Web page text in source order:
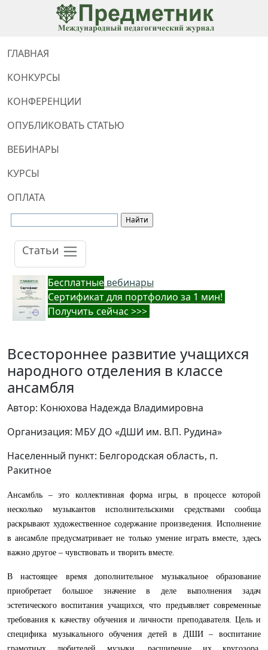
ГЛАВНАЯ
КОНКУРСЫ
КОНФЕРЕНЦИИ
ОПУБЛИКОВАТЬ СТАТЬЮ
ВЕБИНАРЫ
КУРСЫ
ОПЛАТА
Статьи
Бесплатные вебинары
Cертификат для портфолио за 1 мин!
Получить сейчас >>>
Всестороннее развитие учащихся
народного отделения в классе
ансамбля
Автор: Конюхова Надежда Владимировна
Организация: МБУ ДО «ДШИ им. В.П. Рудина»
Населенный пункт: Белгородская область, п.
Ракитное
Ансамбль – это коллективная форма игры, в процессе которой
несколько музыкантов исполнительскими средствами сообща
раскрывают художественное содержание произведения. Исполнение
в ансамбле предусматривает не только умение играть вместе, здесь
важно другое – чувствовать и творить вместе.
В настоящее время дополнительное музыкальное образование
приобретает большое значение в деле выполнения задач
эстетического воспитания учащихся, что предъявляет современные
требования к качеству обучения и личности преподавателя. Цель и
специфика музыкального обучения детей в ДШИ – воспитание